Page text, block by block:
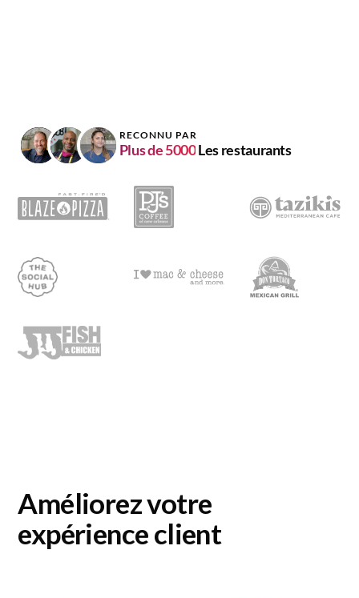
RECONNU PAR
Plus de 5000Les restaurants
Améliorez votre
expérience client